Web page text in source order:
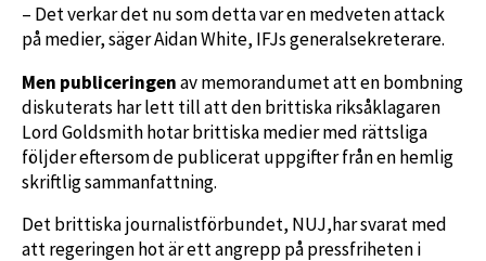
– Det verkar det nu som detta var en medveten attack
på medier, säger Aidan White, IFJs generalsekreterare.
Men publiceringenav memorandumet att en bombning
diskuterats har lett till att den brittiska riksåklagaren
Lord Goldsmith hotar brittiska medier med rättsliga
följder eftersom de publicerat uppgifter från en hemlig
skriftlig sammanfattning.
Det brittiska journalistförbundet, NUJ,har svarat med
att regeringen hot är ett angrepp på pressfriheten i